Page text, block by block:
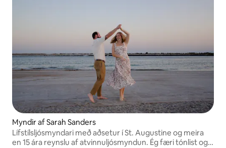
Myndir af Sarah Sanders
Lífstílsljósmyndari með aðsetur í St. Augustine og meira
en 15 ára reynslu af atvinnuljósmyndun. Ég færi tónlist og